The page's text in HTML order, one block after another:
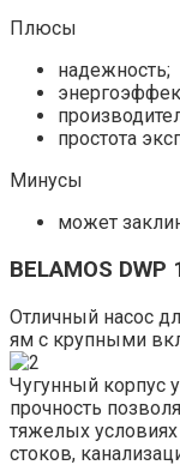
Плюсы
надежность;
простота
Минусы
может
BELAMOS DWP
Отличный насос
ям с крупными
Чугунный корпус
прочность
тяжелых
стоков,